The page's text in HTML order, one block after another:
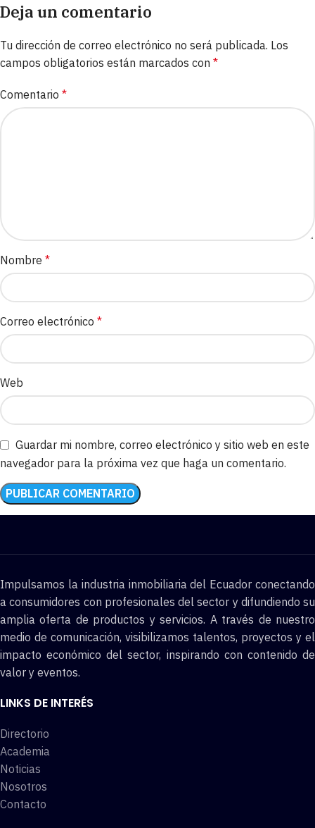
Deja un comentario
Tu dirección de correo electrónico no será publicada. Los
campos obligatorios están marcados con *
Comentario *
Nombre *
Correo electrónico *
Web
Guardar mi nombre, correo electrónico y sitio web en este
navegador para la próxima vez que haga un comentario.
Impulsamos la industria inmobiliaria del Ecuador conectando
a consumidores con profesionales del sector y difundiendo su
amplia oferta de productos y servicios. A través de nuestro
medio de comunicación, visibilizamos talentos, proyectos y el
impacto económico del sector, inspirando con contenido de
valor y eventos.
LINKS DE INTERÉS
Directorio
Academia
Noticias
Nosotros
Contacto